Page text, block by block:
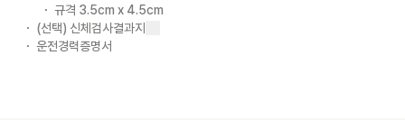
규격 3.5cm x 4.5cm
(선택) 신체검사결과지
운전경력증명서